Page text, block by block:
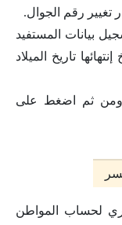
تغيير رقم الجوال.
بيانات المستفيد
تاريخ الميلاد
ومن ثم اضغط على
لحساب المواطن